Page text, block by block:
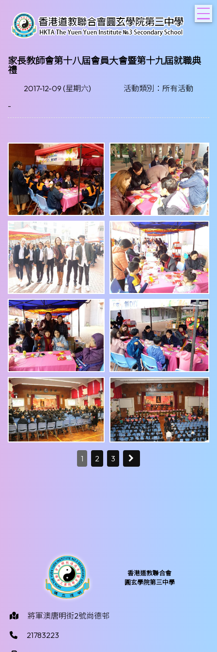
家長教師會第十八屆會員大會暨第十九屆就職典
禮
2017-12-09 (星期六)
活動類別：所有活動
-
1 2 3
香港道教聯合會
圓玄學院第三中學
將軍澳唐明街2號尚德邨
21783223